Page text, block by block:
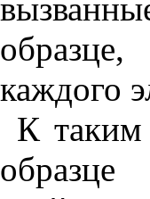
каждого
К таким